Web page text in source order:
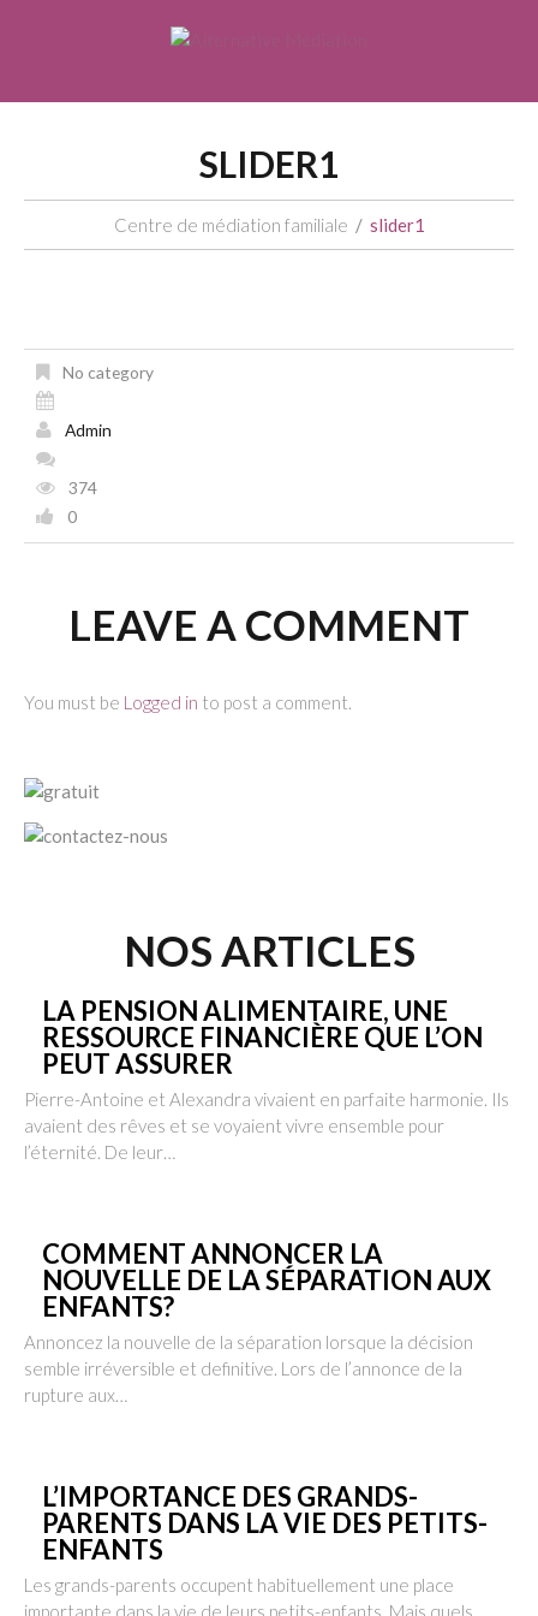
SLIDER1
Centre de médiation familiale slider1
No category
Admin
374
0
LEAVE A COMMENT
You must be Logged in to post a comment.
NOS ARTICLES
LA PENSION ALIMENTAIRE, UNE
RESSOURCE FINANCIÈRE QUE L’ON
PEUT ASSURER
Pierre-Antoine et Alexandra vivaient en parfaite harmonie. Ils
avaient des rêves et se voyaient vivre ensemble pour
l’éternité. De leur…
COMMENT ANNONCER LA
NOUVELLE DE LA SÉPARATION AUX
ENFANTS?
Annoncez la nouvelle de la séparation lorsque la décision
semble irréversible et definitive. Lors de l’annonce de la
rupture aux…
L’IMPORTANCE DES GRANDS-
PARENTS DANS LA VIE DES PETITS-
ENFANTS
Les grands-parents occupent habituellement une place
importante dans la vie de leurs petits-enfants. Mais quels